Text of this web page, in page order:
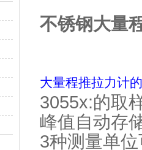
不锈钢大量
大量程推拉力计
3055x:的取
峰值自动存
3种测量单